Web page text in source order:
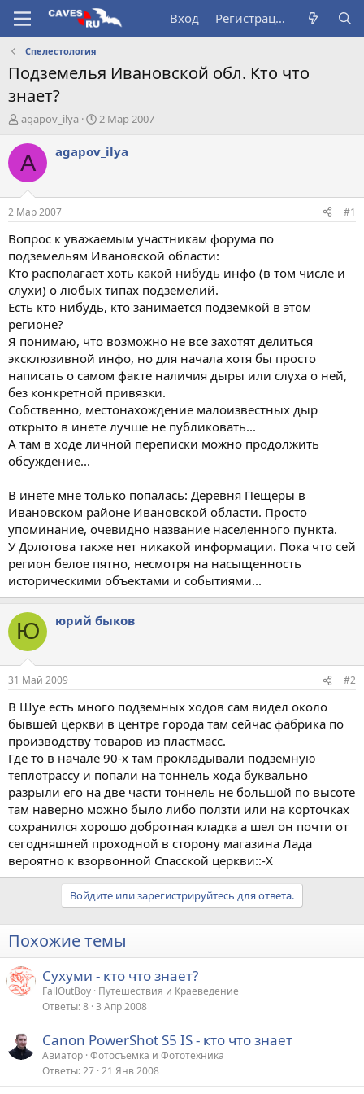
Вход Регистрация
Спелестология
Подземелья Ивановской обл. Кто что
знает?
А
т
о
т
е
м
ы
agapov_ilya
Д
т
а
а
л
а
2 Мар 2007
A agapov_ilya
2 Мар 2007 #1
Вопрос к уважаемым участникам форума по
подземельям Ивановской области:
Кто располагает хоть какой нибудь инфо (в том числе и
слухи) о любых типах подземелий.
Есть кто нибудь, кто занимается подземкой в этом
регионе?
Я понимаю, что возможно не все захотят делиться
эксклюзивной инфо, но для начала хотя бы просто
написать о самом факте наличия дыры или слуха о ней,
без конкретной привязки.
Собственно, местонахождение малоизвестных дыр
открыто в инете лучше не публиковать...
А там в ходе личной переписки можно продолжить
обсуждение...
В инете мне только попалась: Деревня Пещеры в
Ивановском районе Ивановской области. Просто
упоминание, очевидно название населенного пункта.
У Долотова также нет никакой информации. Пока что сей
регион белое пятно, несмотря на насыщенность
историческими объектами и событиями...
Ю юрий быков
31 Май 2009 #2
В Шуе есть много подземных ходов сам видел около
бывшей церкви в центре города там сейчас фабрика по
производству товаров из пластмасс.
Где то в начале 90-х там прокладывали подземную
теплотрассу и попали на тоннель хода буквально
разрыли его на две части тоннель не большой по высоте
там наверно можно было либо ползти или на корточках
сохранился хорошо добротная кладка а шел он почти от
сегодняшней проходной в сторону магазина Лада
вероятно к взорвонной Спасской церкви::-X
Войдите или зарегистрируйтесь для ответа.
Похожие темы
Сухуми - кто что знает?
FallOutBoy Путешествия и Краеведение
Ответы 8 3 Апр 2008
Canon PowerShot S5 IS - кто что знает
Авиатор Фотосъемка и Фототехника
Ответы 27 21 Янв 2008